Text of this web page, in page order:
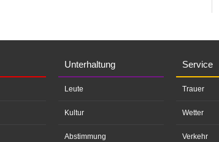
Unterhaltung
Leute
Kultur
Abstimmung
Service
Trauer
Wetter
Verkehr